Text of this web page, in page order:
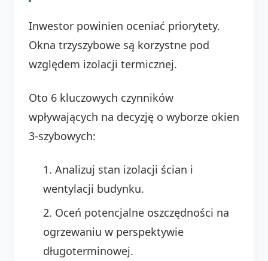
Inwestor powinien oceniać priorytety.
Okna trzyszybowe są korzystne pod
względem izolacji termicznej.
Oto 6 kluczowych czynników
wpływających na decyzję o wyborze okien
3-szybowych:
Analizuj stan izolacji ścian i
wentylacji budynku.
Oceń potencjalne oszczędności na
ogrzewaniu w perspektywie
długoterminowej.